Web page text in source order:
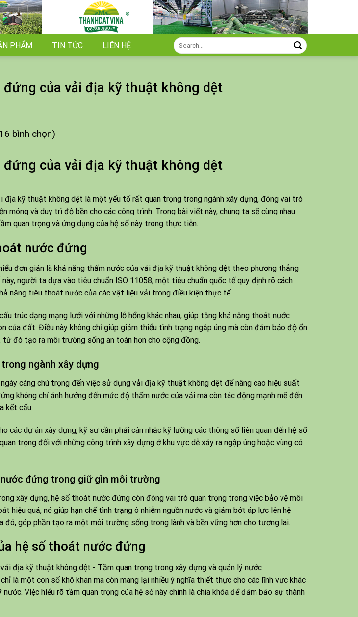
PHẨM TIN TỨC LIÊN HỆ
Search
for:
của vải địa kỹ thuật không dệt
bình chọn)
của vải địa kỹ thuật không dệt
địa kỹ thuật không dệt là một yếu tố rất quan trọng trong ngành xây dựng, đóng vai trò
móng và duy trì độ bền cho các công trình. Trong bài viết này, chúng ta sẽ cùng nhau
quan trọng và ứng dụng của hệ số này trong thực tiễn.
nước đứng
đơn giản là khả năng thấm nước của vải địa kỹ thuật không dệt theo phương thẳng
người ta dựa vào tiêu chuẩn ISO 11058, một tiêu chuẩn quốc tế quy định rõ cách
năng tiêu thoát nước của các vật liệu vải trong điều kiện thực tế.
trúc dạng mạng lưới với những lỗ hổng khác nhau, giúp tăng khả năng thoát nước
của đất. Điều này không chỉ giúp giảm thiểu tình trạng ngập úng mà còn đảm bảo độ ổn
từ đó tạo ra môi trường sống an toàn hơn cho cộng đồng.
ngành xây dựng
càng chú trọng đến việc sử dụng vải địa kỹ thuật không dệt để nâng cao hiệu suất
không chỉ ảnh hưởng đến mức độ thấm nước của vải mà còn tác động mạnh mẽ đến
kết cấu.
các dự án xây dựng, kỹ sư cần phải cân nhắc kỹ lưỡng các thông số liên quan đến hệ số
trọng đối với những công trình xây dựng ở khu vực dễ xảy ra ngập úng hoặc vùng có
đứng trong giữ gìn môi trường
xây dựng, hệ số thoát nước đứng còn đóng vai trò quan trọng trong việc bảo vệ môi
hiệu quả, nó giúp hạn chế tình trạng ô nhiễm nguồn nước và giảm bớt áp lực lên hệ
đó, góp phần tạo ra một môi trường sống trong lành và bền vững hơn cho tương lai.
hệ số thoát nước đứng
là một con số khô khan mà còn mang lại nhiều ý nghĩa thiết thực cho các lĩnh vực khác
nước. Việc hiểu rõ tầm quan trọng của hệ số này chính là chìa khóa để đảm bảo sự thành